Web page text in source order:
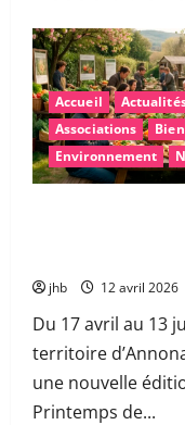
Accueil
Associations
Environnement
jhb 12 avril 2026
Du 17 avril au 13
territoire
une nouvelle
Printemps de...